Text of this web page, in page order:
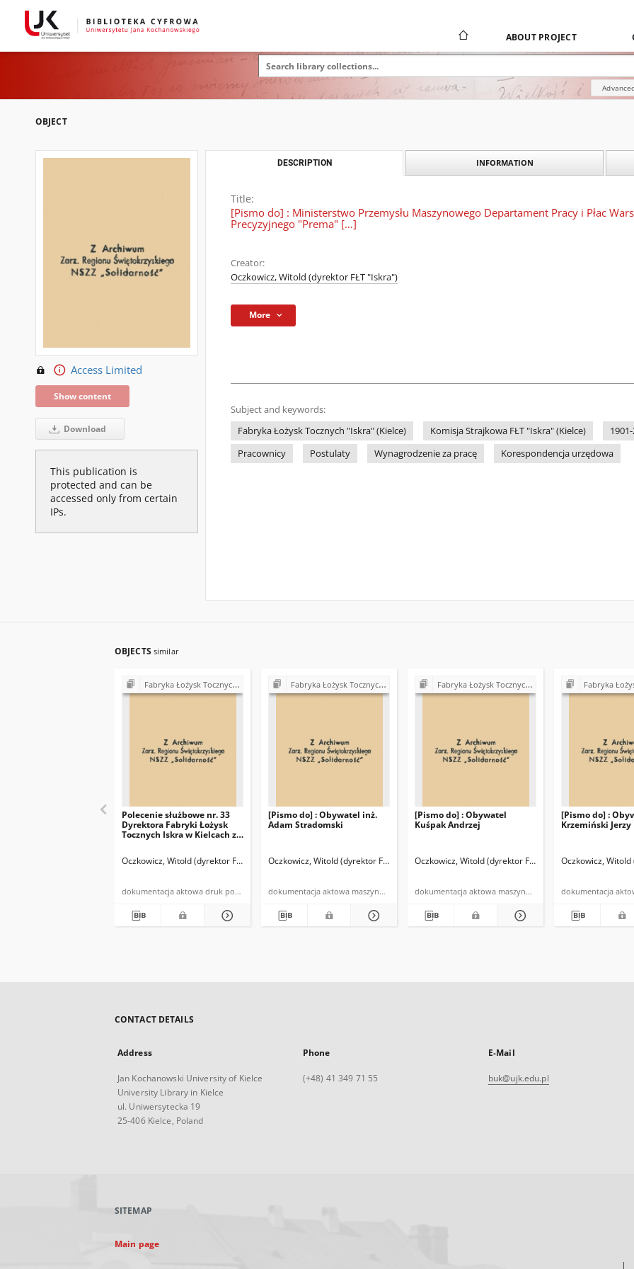
ABOUT PROJECT
OBJECT
Access Limited
Show content
Download
This publication is
protected and can be
accessed only from certain
IPs.
DESCRIPTION INFORMATION
Title:
[Pismo do] : Ministerstwo Przemysłu Maszynowego Departament Pracy i Płac
Precyzyjnego "Prema" […]
Creator:
Oczkowicz, Witold (dyrektor FŁT "Iskra")
More
Subject and keywords:
Fabryka Łożysk Tocznych "Iskra" (Kielce)
Komisja Strajkowa FŁT "Iskra" (Kielce)
Pracownicy
Postulaty Wynagrodzenie za pracę Korespondencja urzędowa
OBJECTS similar
Fabryka Łożysk Tocznych "Iskra" w Kielcach - strajki, postulaty, realizacja postulatów (1980)
Polecenie służbowe nr. 33
Dyrektora Fabryki Łożysk
Tocznych Iskra w Kielcach z
Porozumienia zawartego
Dyrekcją FŁT Iskra […]
Oczkowicz, Witold (dyrektor FŁT "Iskra")
dokumentacja aktowa druk powielony
Fabryka Łożysk Tocznych "Iskra" w Kielcach - strajki, postulaty, realizacja postulatów (1980)
[Pismo do] : Obywatel inż.
Adam Stradomski
Oczkowicz, Witold (dyrektor FŁT "Iskra")
dokumentacja aktowa maszynopis powielony
Fabryka Łożysk Tocznych "Iskra" w Kielcach - strajki, postulaty, realizacja postulatów (1980)
[Pismo do] : Obywatel
Kuśpak Andrzej
Oczkowicz, Witold (dyrektor FŁT "Iskra")
dokumentacja aktowa maszynopis powielony
Fabryka Łożysk Tocznych "Iskra" w Kielcach -
[Pismo do] :
Krzemiński Jerzy
Oczkowicz,
CONTACT DETAILS
Address
Jan Kochanowski University of Kielce
University Library in Kielce
ul. Uniwersytecka 19
25-406 Kielce, Poland
Phone
(+48) 41 349 71 55
E-Mail
buk@ujk.edu.pl
SITEMAP
Main page